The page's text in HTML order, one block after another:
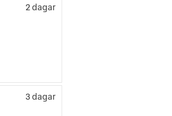
2 dagar
3 dagar